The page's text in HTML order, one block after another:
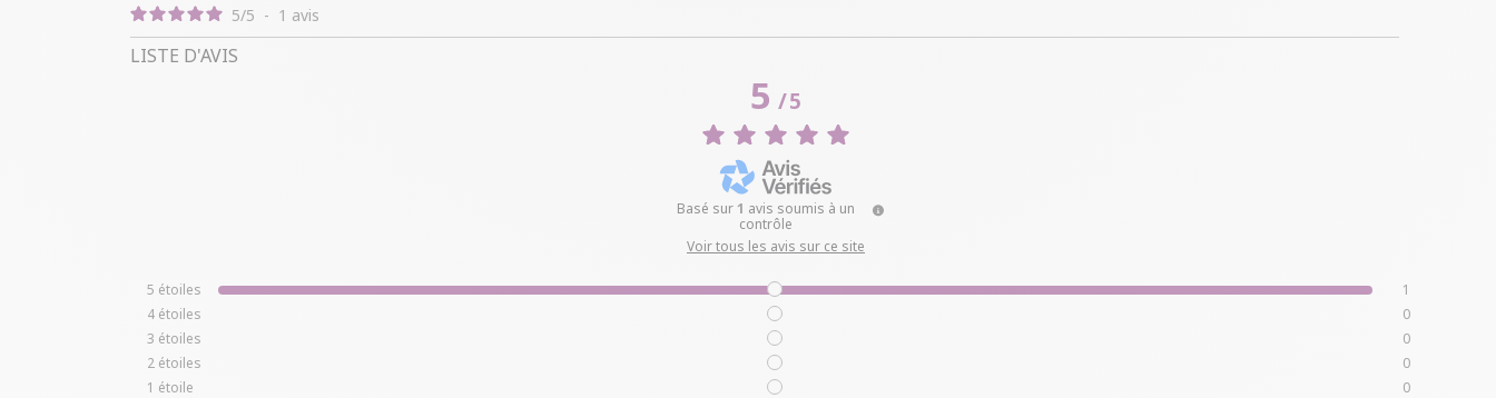
5/5 - 1 avis
LISTE D'AVIS
5/5
Basé sur 1 avis soumis à un
contrôle
Voir tous les avis sur ce site
5 étoiles
1
4 étoiles
0
3 étoiles
0
2 étoiles
0
1 étoile 0